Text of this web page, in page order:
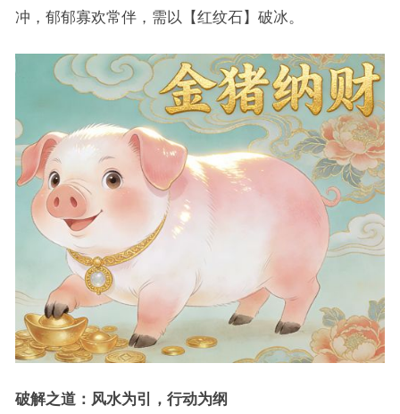
冲，郁郁寡欢常伴，需以【红纹石】破冰。
破解之道：风水为引，行动为纲